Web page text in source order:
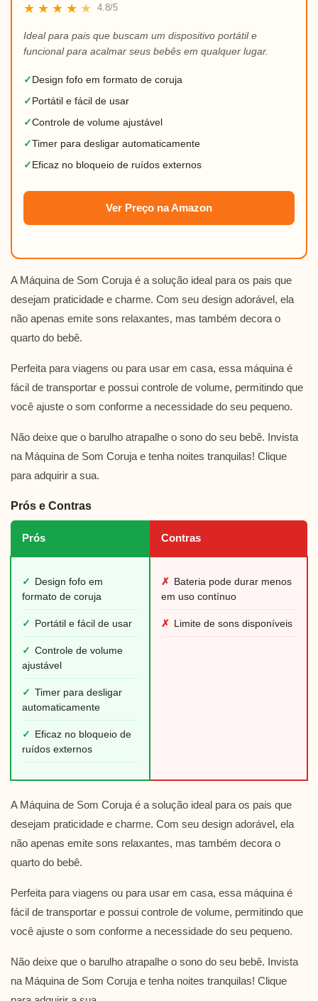
★ ★ ★ ★ ★ 4.8/5
Ideal para pais que buscam um dispositivo portátil e
funcional para acalmar seus bebês em qualquer lugar.
✓ Design fofo em formato de coruja
✓ Portátil e fácil de usar
✓Controle de volume ajustável
✓Timer para desligar automaticamente
✓ Eficaz no bloqueio de ruídos externos
Ver Preço na Amazon
A Máquina de Som Coruja é a solução ideal para os pais que
desejam praticidade e charme. Com seu design adorável, ela
não apenas emite sons relaxantes, mas também decora o
quarto do bebê.
Perfeita para viagens ou para usar em casa, essa máquina é
fácil de transportar e possui controle de volume, permitindo que
você ajuste o som conforme a necessidade do seu pequeno.
Não deixe que o barulho atrapalhe o sono do seu bebê. Invista
na Máquina de Som Coruja e tenha noites tranquilas! Clique
para adquirir a sua.
Prós e Contras
Prós Contras
✓
Design fofo em
formato de coruja
✓ Portátil e fácil de usar
✓ Controle de volume
ajustável
✓ Timer para desligar
automaticamente
✓
Eficaz no bloqueio de
ruídos externos
✗ Bateria pode durar menos
em uso contínuo
✗ Limite de sons disponíveis
A Máquina de Som Coruja é a solução ideal para os pais que
desejam praticidade e charme. Com seu design adorável, ela
não apenas emite sons relaxantes, mas também decora o
quarto do bebê.
Perfeita para viagens ou para usar em casa, essa máquina é
fácil de transportar e possui controle de volume, permitindo que
você ajuste o som conforme a necessidade do seu pequeno.
Não deixe que o barulho atrapalhe o sono do seu bebê. Invista
na Máquina de Som Coruja e tenha noites tranquilas! Clique